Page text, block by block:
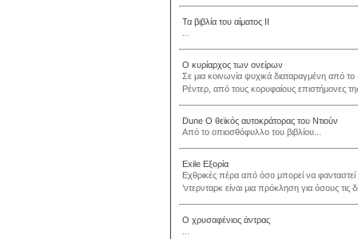
Τα βιβλία του αίματος II
Ο κυρίαρχος των ονείρων
Σε μια κοινωνία ψυχικά διαταραγμένη από
Ρέντερ, από τους κορυφαίους επιστήμονες
Dune Ο θεϊκός αυτοκράτορας του Ντιούν
Από το οπιοσθόφυλλο του βιβλίου...
Exile Εξορία
Εχθρικές πέρα από όσο μπορεί να φανταστεί
’ντερνταρκ είναι μια πρόκληση για όσους
Ο χρυσαφένιος άντρας